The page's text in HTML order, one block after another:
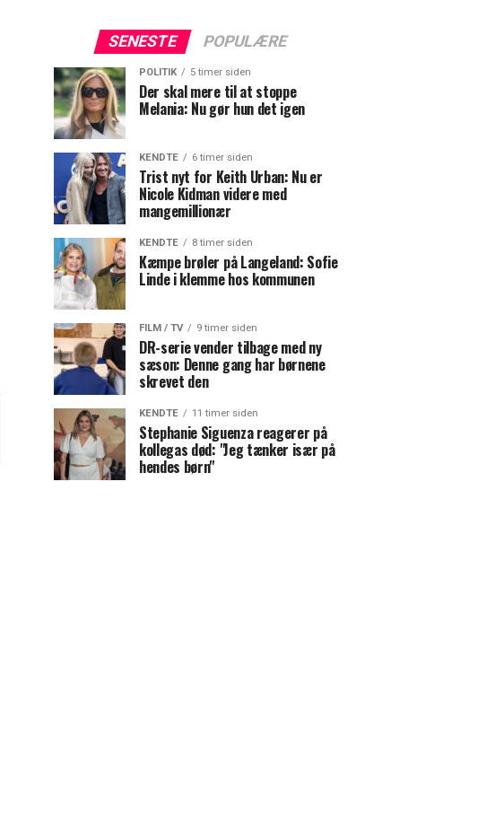
SENESTE POPULÆRE
POLITIK 5 timer siden
Der skal mere til at stoppe
Melania: Nu gør hun det igen
KENDTE 6 timer siden
Trist nyt for Keith Urban: Nu er
Nicole Kidman videre med
mangemillionær
KENDTE 8 timer siden
Kæmpe brøler på Langeland: Sofie
Linde i klemme hos kommunen
FILM / TV 9 timer siden
DR-serie vender tilbage med ny
sæson: Denne gang har børnene
skrevet den
KENDTE 11 timer siden
Stephanie Siguenza reagerer på
kollegas død: "Jeg tænker især på
hendes børn"